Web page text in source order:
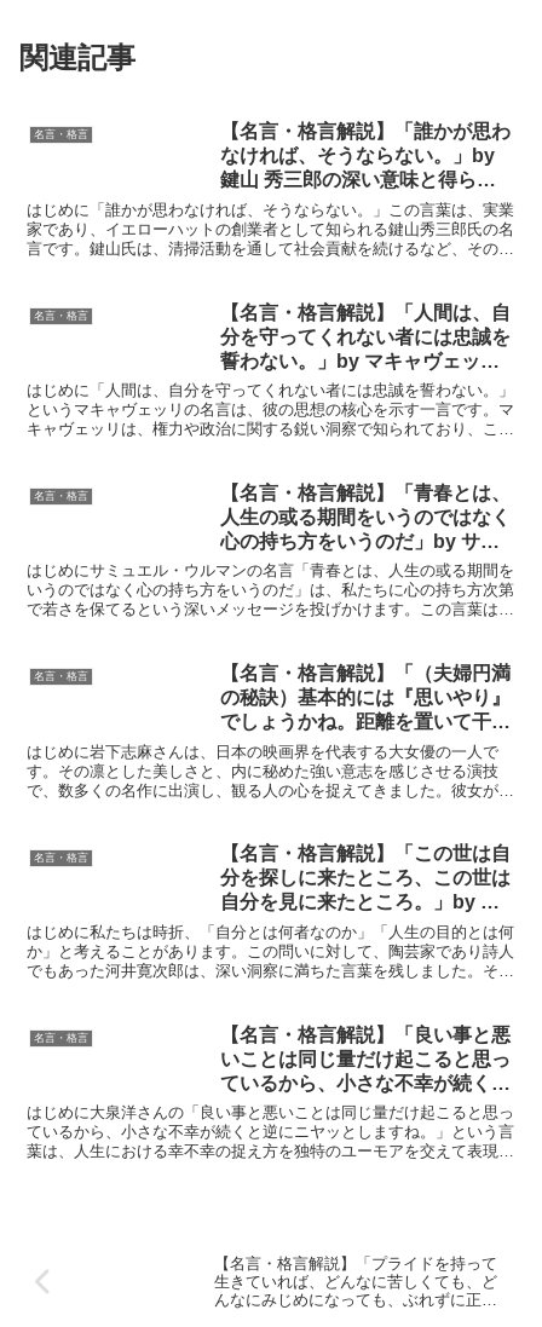
関連記事
名言・格言
【名言・格言解説】「誰かが思わ
なければ、そうならない。」by
鍵山 秀三郎の深い意味と得られ
る教訓
はじめに「誰かが思わなければ、そうならない。」この言葉は、実業
家であり、イエローハットの創業者として知られる鍵山秀三郎氏の名
言です。鍵山氏は、清掃活動を通して社会貢献を続けるなど、その経
名言・格言
【名言・格言解説】「人間は、自
分を守ってくれない者には忠誠を
誓わない。」by マキャヴェッリ
の深い意味と得られる教訓
はじめに「人間は、自分を守ってくれない者には忠誠を誓わない。」
というマキャヴェッリの名言は、彼の思想の核心を示す一言です。マ
キャヴェッリは、権力や政治に関する鋭い洞察で知られており、この
名言・格言
【名言・格言解説】「青春とは、
人生の或る期間をいうのではなく
心の持ち方をいうのだ」by サミ
ュエル・ウルマンの深い意味と得
られる教訓
はじめにサミュエル・ウルマンの名言「青春とは、人生の或る期間を
いうのではなく心の持ち方をいうのだ」は、私たちに心の持ち方次第
で若さを保てるという深いメッセージを投げかけます。この言葉は、
名言・格言
【名言・格言解説】「（夫婦円満
の秘訣）基本的には『思いやり』
でしょうかね。距離を置いて干渉
しあわない。そういう関係でいる
ことかな。」by 岩下志麻の深い
意味と得られる教訓
はじめに岩下志麻さんは、日本の映画界を代表する大女優の一人で
す。その凛とした美しさと、内に秘めた強い意志を感じさせる演技
で、数多くの名作に出演し、観る人の心を捉えてきました。彼女が語
名言・格言
【名言・格言解説】「この世は自
分を探しに来たところ、この世は
自分を見に来たところ。」by 河
井寛次郎の深い意味と得られる教
訓
はじめに私たちは時折、「自分とは何者なのか」「人生の目的とは何
か」と考えることがあります。この問いに対して、陶芸家であり詩人
でもあった河井寛次郎は、深い洞察に満ちた言葉を残しました。それ
名言・格言
【名言・格言解説】「良い事と悪
いことは同じ量だけ起こると思っ
ているから、小さな不幸が続くと
逆にニヤッとしますね。」by 大
泉洋 の深い意味と得られる教訓
はじめに大泉洋さんの「良い事と悪いことは同じ量だけ起こると思っ
ているから、小さな不幸が続くと逆にニヤッとしますね。」という言
葉は、人生における幸不幸の捉え方を独特のユーモアを交えて表現し
【名言・格言解説】「プライドを持って
生きていれば、どんなに苦しくても、ど
んなにみじめになっても、ぶれずに正し